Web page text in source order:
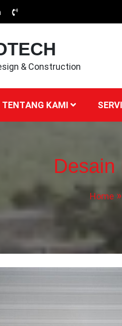
& Construction
TENTANG KAMI
Desain
Home